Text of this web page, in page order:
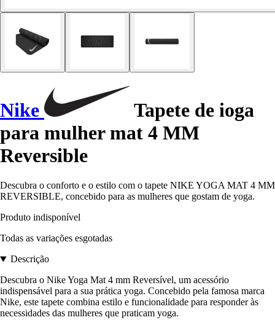
Nike
Tapete de ioga
para mulher mat 4 MM
Reversible
Descubra o conforto e o estilo com o tapete NIKE YOGA MAT 4 MM
REVERSIBLE, concebido para as mulheres que gostam de yoga.
Produto indisponível
Todas as variações esgotadas
Descrição
Descubra o Nike Yoga Mat 4 mm Reversível, um acessório
indispensável para a sua prática yoga. Concebido pela famosa marca
Nike, este tapete combina estilo e funcionalidade para responder às
necessidades das mulheres que praticam yoga.